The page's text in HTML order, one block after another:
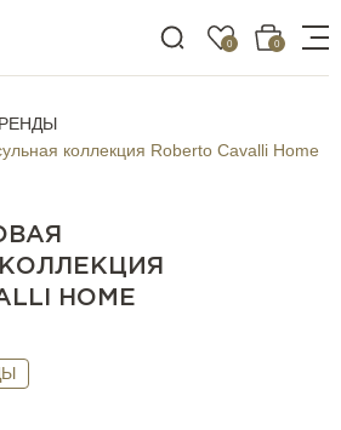
0 0
коллекция Roberto Cavalli Home
HOME